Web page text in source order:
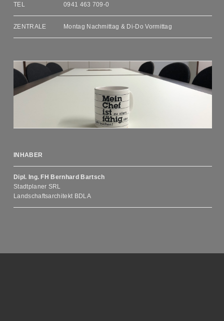
TEL 0941 463 709-0
ZENTRALE Montag Nachmittag & Di-Do Vormittag
INHABER
Dipl. Ing. FH Bernhard Bartsch
Stadtplaner SRL
Landschaftsarchitekt BDLA